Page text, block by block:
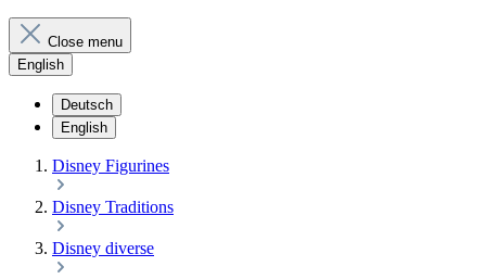
Close menu
English
Deutsch
English
Disney Figurines
Disney Traditions
Disney diverse